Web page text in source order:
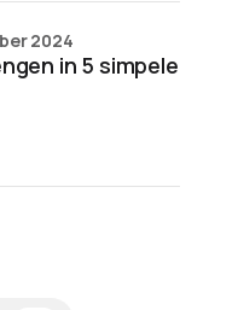
in 5 simpele
2024